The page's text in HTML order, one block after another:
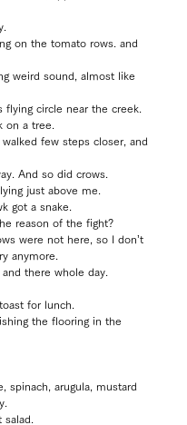
on the tomato rows. and
weird sound, almost like
flying circle near the creek.
on a tree.
few steps closer, and
And so did crows.
just above me.
got a snake.
reason of the fight?
were not here, so I don’t
anymore.
there whole day.
for lunch.
the flooring in the
spinach, arugula, mustard